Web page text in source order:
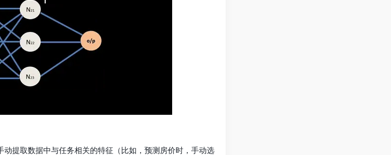
提取数据中与任务相关的特征（比如，预测房价时，手动选